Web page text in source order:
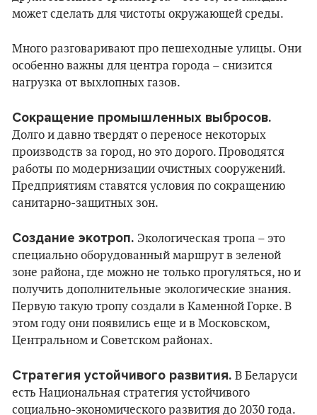
может сделать для чистоты окружающей среды.
Много разговаривают про пешеходные улицы. Они
особенно важны для центра города – снизится
нагрузка от выхлопных газов.
Сокращение промышленных выбросов.
Долго и давно твердят о переносе некоторых
производств за город, но это дорого. Проводятся
работы по модернизации очистных сооружений.
Предприятиям ставятся условия по сокращению
санитарно-защитных зон.
Создание экотроп. Экологическая тропа – это
специально оборудованный маршрут в зеленой
зоне района, где можно не только прогуляться, но и
получить дополнительные экологические знания.
Первую такую тропу создали в Каменной Горке. В
этом году они появились еще и в Московском,
Центральном и Советском районах.
Стратегия устойчивого развития. В Беларуси
есть Национальная стратегия устойчивого
социально-экономического развития до 2030 года.